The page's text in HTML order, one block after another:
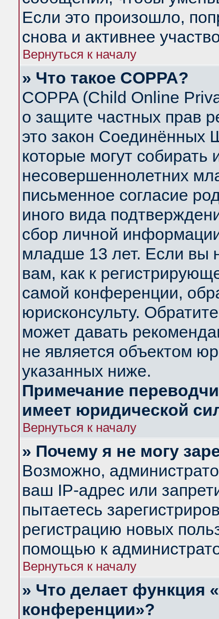
Если это произошло,
снова и активнее
Вернуться к началу
» Что такое COPPA?
COPPA (Child Online
о защите частных прав
это закон Соединённых
которые могут
несовершеннолетних
письменное согласие
иного вида
сбор личной
младше 13 лет. Если вы
вам, как к
самой конференции,
юрисконсульту.
может давать
не является объектом
указанных ниже.
Примечание
имеет юридической
Вернуться к началу
» Почему я не могу
Возможно,
ваш IP-адрес или
пытаетесь
регистрацию новых
помощью к
Вернуться к началу
» Что делает функция
конференции»?